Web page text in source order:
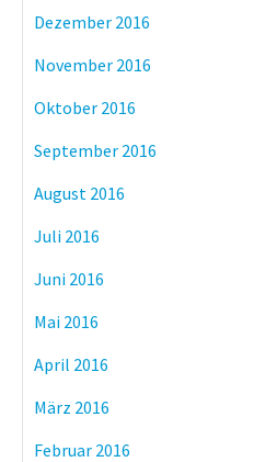
Dezember 2016
November 2016
Oktober 2016
September 2016
August 2016
Juli 2016
Juni 2016
Mai 2016
April 2016
März 2016
Februar 2016